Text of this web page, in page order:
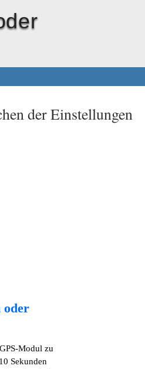
der Einstellungen
oder
Modul zu
Sekunden